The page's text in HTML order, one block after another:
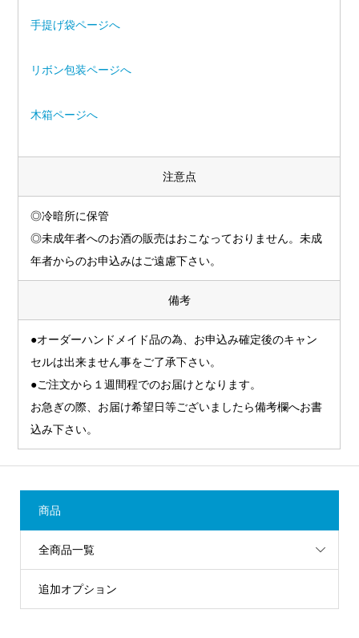
手提げ袋ページへ
リボン包装ページへ
木箱ページへ
注意点
◎冷暗所に保管
◎未成年者へのお酒の販売はおこなっておりません。未成
年者からのお申込みはご遠慮下さい。
備考
●オーダーハンドメイド品の為、お申込み確定後のキャン
セルは出来ません事をご了承下さい。
●ご注文から１週間程でのお届けとなります。
お急ぎの際、お届け希望日等ございましたら備考欄へお書
込み下さい。
商品
全商品一覧
追加オプション